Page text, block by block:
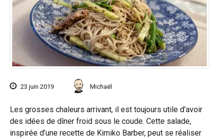
23 juin 2019 Michaël
Les grosses chaleurs arrivant, il est toujours utile d’avoir
des idées de dîner froid sous le coude. Cette salade,
inspirée d’une recette de Kimiko Barber, peut se réaliser